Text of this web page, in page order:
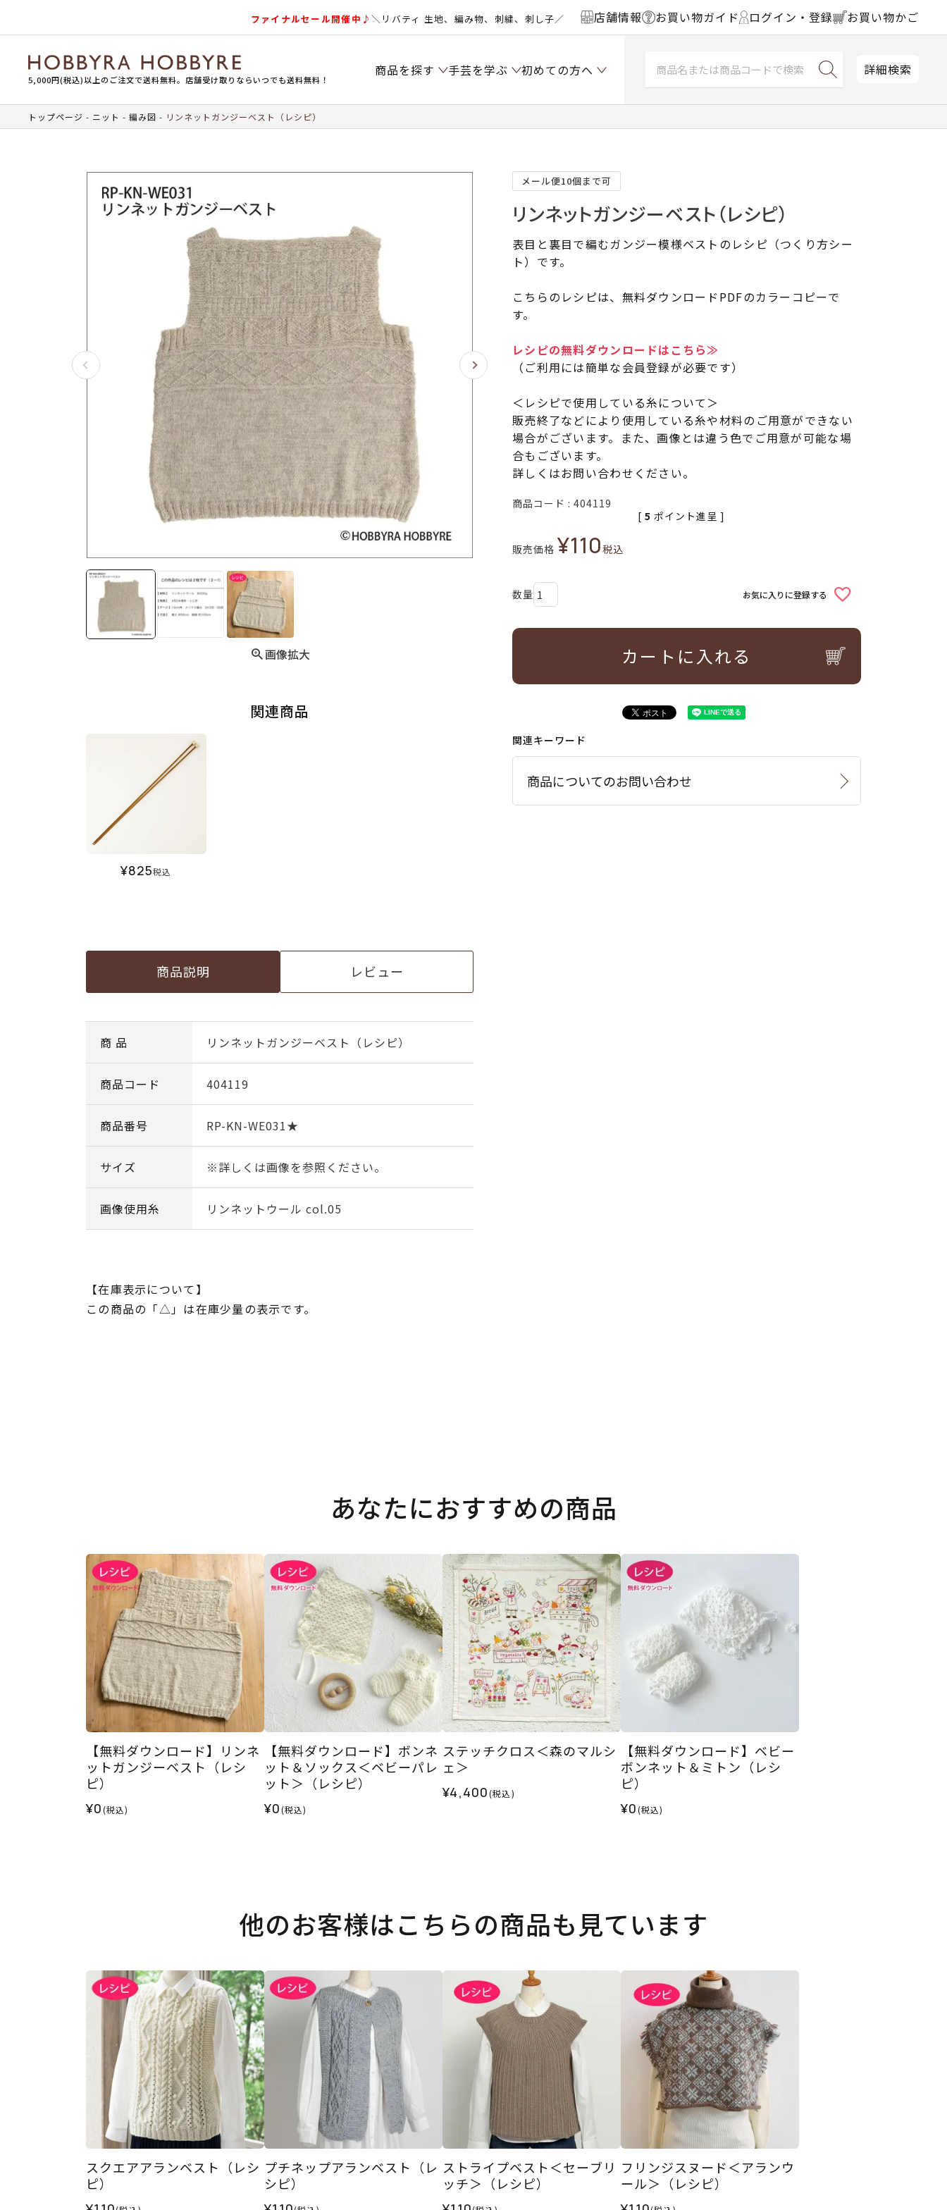
ファイナルセール開催中♪＼リバティ 生地、編み物、刺繍、刺し子／ 店舗情報 お買い物ガイド ログイン・登録 お買い物かご
5,000円(税込)以上のご注文で送料無料。店舗受け取りならいつでも送料無料！
商品を探す 手芸を学ぶ 初めての方へ 詳細検索
トップページ ニット 編み図 リンネットガンジーベスト（レシピ）
画像拡大
関連商品
¥825税込
商品説明 レビュー
商 品 リンネットガンジーベスト（レシピ）
商品コード 404119
商品番号 RP-KN-WE031★
サイズ ※詳しくは画像を参照ください。
画像使用糸 リンネットウール col.05
【在庫表示について】
この商品の「△」は在庫少量の表示です。
メール便10個まで可
リンネットガンジーベスト（レシピ）
表目と裏目で編むガンジー模様ベストのレシピ（つくり方シー
ト）です。
こちらのレシピは、無料ダウンロードPDFのカラーコピーで
す。
レシピの無料ダウンロードはこちら≫
（ご利用には簡単な会員登録が必要です）
＜レシピで使用している糸について＞
販売終了などにより使用している糸や材料のご用意ができない
場合がございます。また、画像とは違う色でご用意が可能な場
合もございます。
詳しくはお問い合わせください。
商品コード 404119
販売価格 ¥110税込
[ 5 ポイント進呈 ]
お気に入りに登録する
カートに入れる
関連キーワード
商品についてのお問い合わせ
あなたにおすすめの商品
【無料ダウンロード】リンネ
ットガンジーベスト（レシ
ピ）
¥0(税込)
【無料ダウンロード】ボンネ
ット＆ソックス＜ベビーパレ
ット＞（レシピ）
¥0(税込)
ステッチクロス＜森のマルシ
ェ＞
¥4,400(税込)
【無料ダウンロード】ベビー
ボンネット＆ミトン（レシ
ピ）
¥0(税込)
他のお客様はこちらの商品も見ています
スクエアアランベスト（レシ
ピ）
プチネップアランベスト（レ
シピ）
ストライプベスト＜セーブリ
ッチ＞（レシピ）
フリンジスヌード＜アランウ
ール＞（レシピ）